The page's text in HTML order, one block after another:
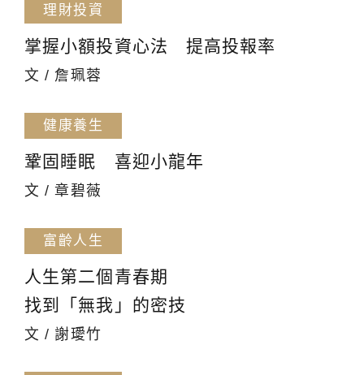
理財投資
掌握小額投資心法 提高投報率
文 / 詹珮蓉
健康養生
鞏固睡眠 喜迎小龍年
文 / 章碧薇
富齡人生
人生第二個青春期
找到「無我」的密技
文 / 謝璦竹